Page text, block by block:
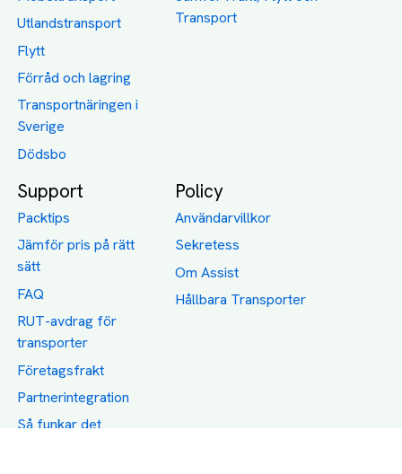
Utlandstransport
Flytt
Förråd och lagring
Transportnäringen i
Sverige
Dödsbo
Transport
Support
Packtips
Jämför pris på rätt
sätt
FAQ
RUT-avdrag för
transporter
Företagsfrakt
Partnerintegration
Så funkar det
Policy
Användarvillkor
Sekretess
Om Assist
Hållbara Transporter